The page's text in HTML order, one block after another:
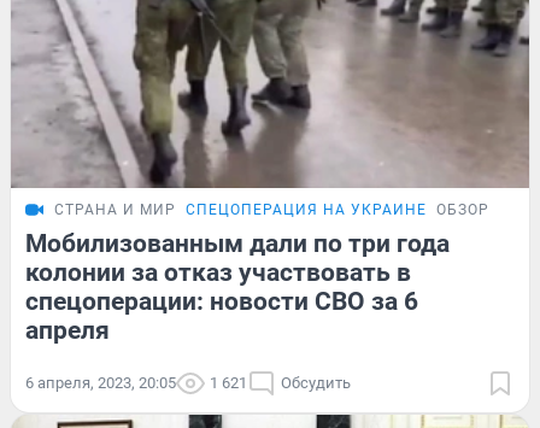
СТРАНА И МИР СПЕЦОПЕРАЦИЯ НА УКРАИНЕ ОБЗОР
Мобилизованным дали по три года
колонии за отказ участвовать в
спецоперации: новости СВО за 6
апреля
6 апреля, 2023, 20:05 1 621 Обсудить